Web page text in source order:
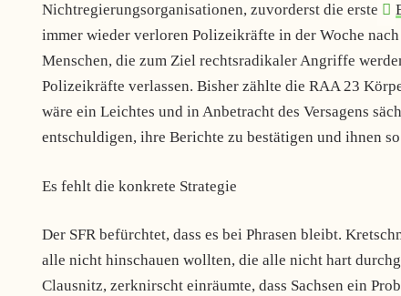
Nichtregierungsorganisationen, zuvorderst die erste
immer wieder verloren Polizeikräfte in der Woche
Menschen, die zum Ziel rechtsradikaler Angriffe
Polizeikräfte verlassen. Bisher zählte die RAA 23
wäre ein Leichtes und in Anbetracht des Versagens
entschuldigen, ihre Berichte zu bestätigen und ihnen
Es fehlt die konkrete Strategie
Der SFR befürchtet, dass es bei Phrasen bleibt.
alle nicht hinschauen wollten, die alle nicht hart
Clausnitz, zerknirscht einräumte, dass Sachsen ein